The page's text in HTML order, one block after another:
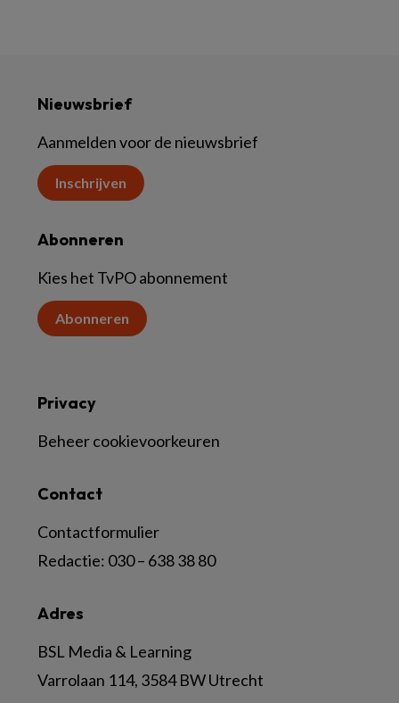
Nieuwsbrief
Aanmelden voor de nieuwsbrief
Inschrijven
Abonneren
Kies het TvPO abonnement
Abonneren
Adres
BSL Media & Learning
Varrolaan 114, 3584 BW Utrecht
Contact
Contactformulier
Redactie: 030 – 638 38 80
Privacy
Beheer cookievoorkeuren